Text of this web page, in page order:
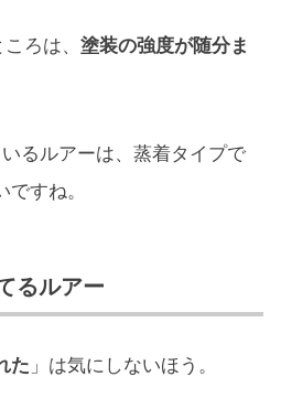
ろは、 塗装の強度が随分ま
るルアーは、蒸着タイプで
すね。
るルアー
た 」は気にしないほう。